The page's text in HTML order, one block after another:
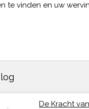
te vinden en uw
De Kracht